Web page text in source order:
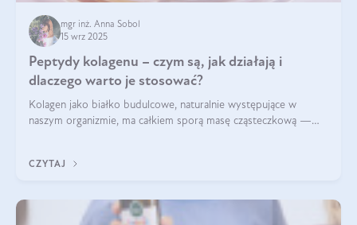
mgr inż. Anna Sobol
15 wrz 2025
Peptydy kolagenu – czym są, jak działają i
dlaczego warto je stosować?
Kolagen jako białko budulcowe, naturalnie występujące w
naszym organizmie, ma całkiem sporą masę cząsteczkową —
bardziej biodostępny
CZYTAJ